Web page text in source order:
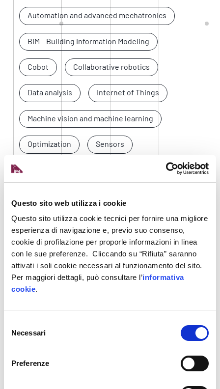
Questo sito web utilizza i cookie
Questo sito utilizza cookie tecnici per fornire una migliore
esperienza di navigazione e, previo suo consenso,
cookie di profilazione per proporle informazioni in linea
con le sue preferenze. Cliccando su “Rifiuta” saranno
attivati i soli cookie necessari al funzionamento del sito.
Per maggiori dettagli, può consultare l’informativa
cookie.
delNecessari
Preferenze
Automation and advanced mechatronics
BIM – Building Information Modeling
Cobot Collaborative robotics
Data analysis Internet of Things
Machine vision and machine learning
Optimization Sensors
Ergolines Lab srl
data streams in a steelmaking environment